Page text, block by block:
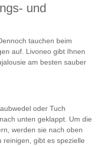
und
tauchen beim
auf. Livoneo gibt Ihnen
am besten sauber
oder Tuch
unten geklappt. Um die
werden sie nach oben
reinigen, gibt es spezielle